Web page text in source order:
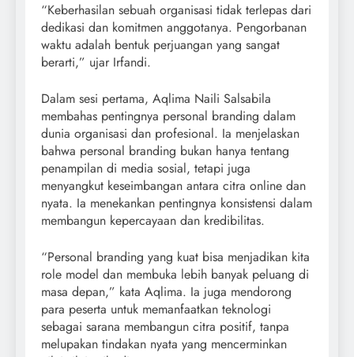
“Keberhasilan sebuah organisasi tidak terlepas dari
dedikasi dan komitmen anggotanya. Pengorbanan
waktu adalah bentuk perjuangan yang sangat
berarti,” ujar Irfandi.
Dalam sesi pertama, Aqlima Naili Salsabila
membahas pentingnya personal branding dalam
dunia organisasi dan profesional. Ia menjelaskan
bahwa personal branding bukan hanya tentang
penampilan di media sosial, tetapi juga
menyangkut keseimbangan antara citra online dan
nyata. Ia menekankan pentingnya konsistensi dalam
membangun kepercayaan dan kredibilitas.
“Personal branding yang kuat bisa menjadikan kita
role model dan membuka lebih banyak peluang di
masa depan,” kata Aqlima. Ia juga mendorong
para peserta untuk memanfaatkan teknologi
sebagai sarana membangun citra positif, tanpa
melupakan tindakan nyata yang mencerminkan